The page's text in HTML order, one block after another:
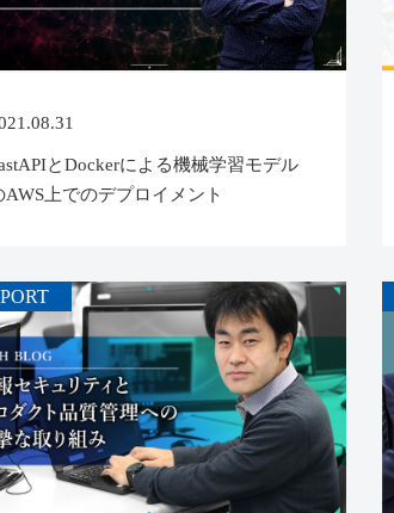
とDockerによる機械学習モデル
AWS上でのデプロイメント